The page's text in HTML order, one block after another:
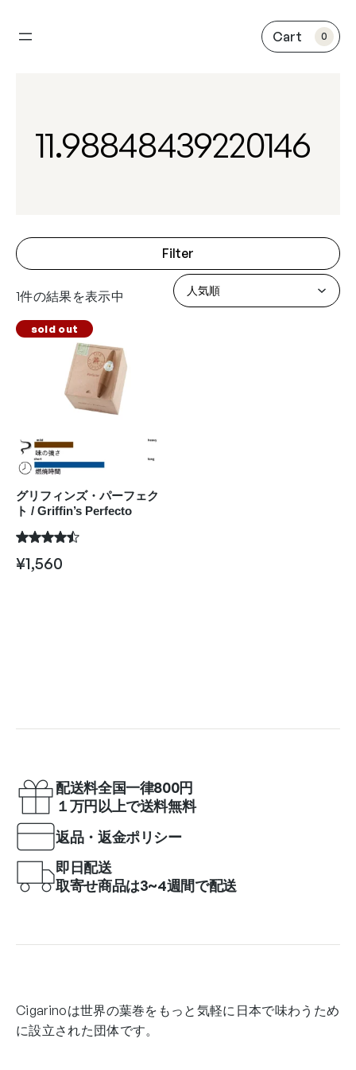
容
0
11.98848439220146
Filter
1件の結果を表示中
sold out
グリフィンズ・パーフェク
ト / Griffin’s Perfecto
¥1,560
配送料全国一律800円
１万円以上で送料無料
返品・返金ポリシー
即日配送
取寄せ商品は3~4週間で配送
Cigarinoは世界の葉巻をもっと気軽に日本で味わうため
に設立された団体です。